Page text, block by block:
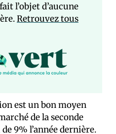
l’objet d’aucune
Retrouvez tous
est un bon moyen
de la seconde
9% l’année dernière.